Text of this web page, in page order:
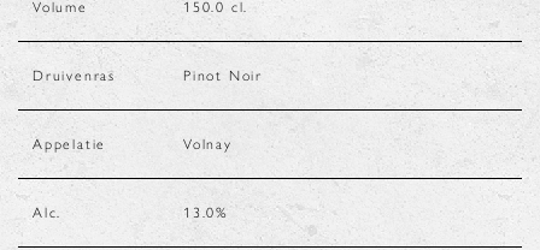
Volume 150.0 cl.
Druivenras Pinot Noir
Appelatie Volnay
Alc. 13.0%